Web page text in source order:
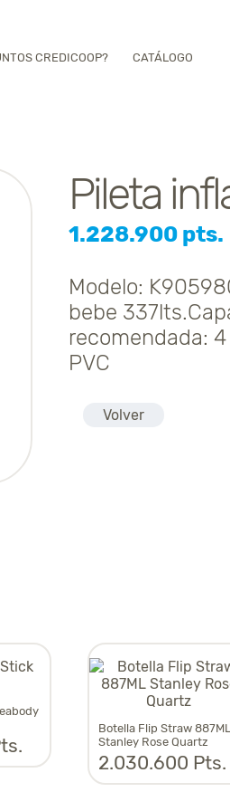
CREDICOOP? CATÁLOGO
Pileta
1.228.900 pts.
Modelo:
bebe
recomendada:
PVC
Volver
Botella Flip Straw 887ML
Stanley Rose Quartz
2.030.600 Pts.